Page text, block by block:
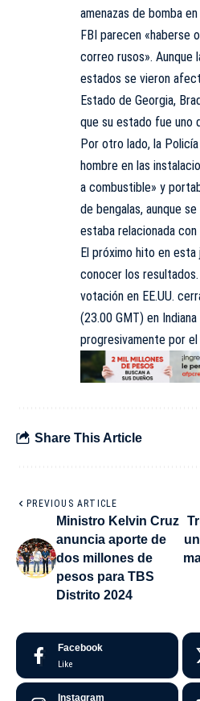
amenazas de bomba
FBI parecen «haberse
correo rusos». Aunque
estados se vieron
Estado de Georgia,
que su estado fue uno
Por otro lado, la
hombre en las
a combustible» y
de bengalas, aunque
estaba relacionada
El próximo hito en
conocer los
votación en EE.UU.
(23.00 GMT) en
progresivamente por
Share This Article
PREVIOUS ARTICLE
Ministro Kelvin Cruz
anuncia aporte de
dos millones de
pesos para TBS
Distrito 2024
Facebook
Like
Instagram